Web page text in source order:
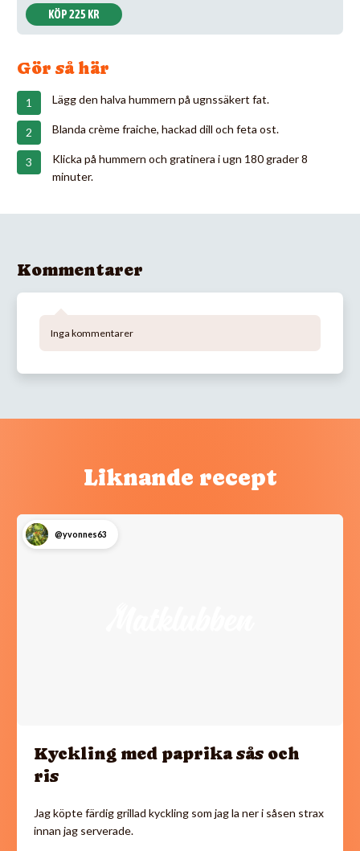
KÖP 225 KR
Gör så här
Lägg den halva hummern på ugnssäkert fat.
Blanda crème fraiche, hackad dill och feta ost.
Klicka på hummern och gratinera i ugn 180 grader 8
minuter.
Kommentarer
Inga kommentarer
Liknande recept
@yvonnes63
Kyckling med paprika sås och
ris
Jag köpte färdig grillad kyckling som jag la ner i såsen strax
innan jag serverade.